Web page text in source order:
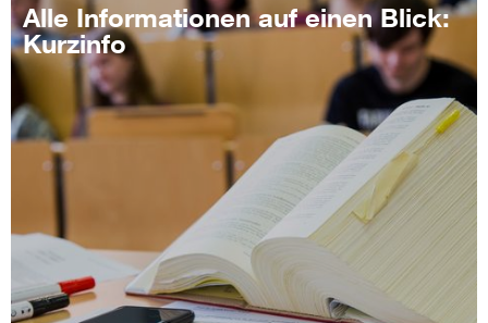
Alle Informationen auf einen Blick:
Kurzinfo